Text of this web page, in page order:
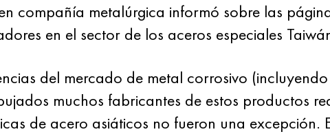
compañía metalúrgica informó sobre las
en el sector de los aceros especiales
del mercado de metal corrosivo
muchos fabricantes de estos productos
de acero asiáticos no fueron una